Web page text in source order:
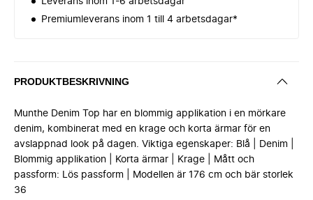
Premiumleverans inom 1 till 4 arbetsdagar*
PRODUKTBESKRIVNING
Munthe Denim Top har en blommig applikation i en mörkare
denim, kombinerat med en krage och korta ärmar för en
avslappnad look på dagen. Viktiga egenskaper: Blå | Denim |
Blommig applikation | Korta ärmar | Krage | Mått och
passform: Lös passform | Modellen är 176 cm och bär storlek
36